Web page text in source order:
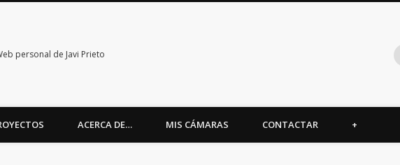
personal de Javi Prieto
ACERCA DE… MIS CÁMARAS CONTACTAR +